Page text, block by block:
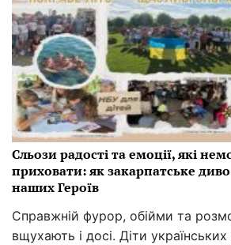
Сльози радості та емоції, які
приховати: як закарпатське
наших Героїв
Справжній фурор, обійми та
вщухають і досі. Діти українських